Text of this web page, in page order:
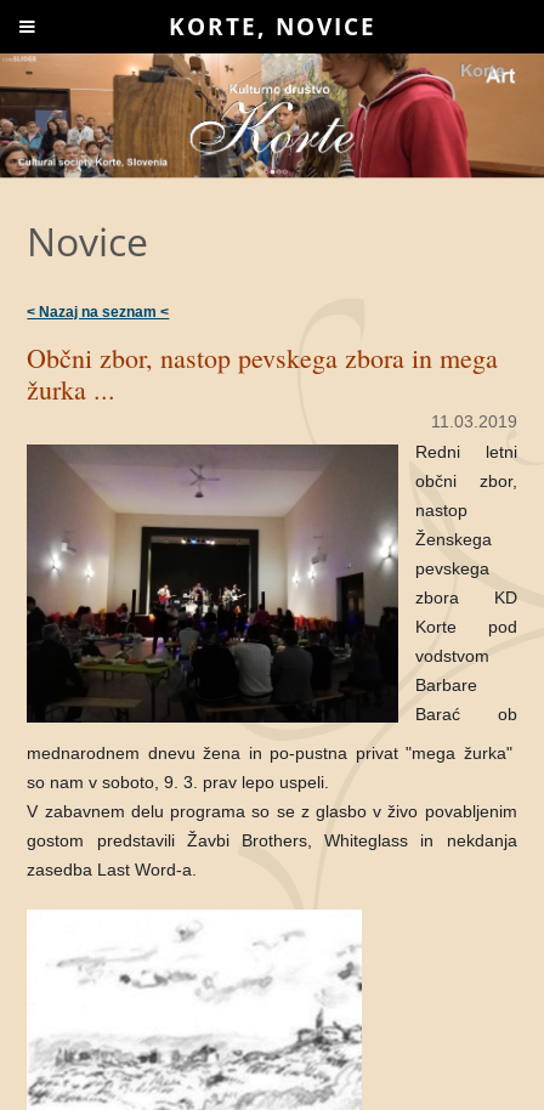
Novice
< Nazaj na seznam <
Občni zbor, nastop pevskega zbora in mega
žurka ...
11.03.2019
Redni letni
občni zbor,
nastop
Ženskega
pevskega
zbora KD
Korte pod
vodstvom
Barbare
Barać ob
mednarodnem dnevu žena in po-pustna privat "mega žurka"
so nam v soboto, 9. 3. prav lepo uspeli.
V zabavnem delu programa so se z glasbo v živo povabljenim
gostom predstavili Žavbi Brothers, Whiteglass in nekdanja
zasedba Last Word-a.
KORTE, NOVICE